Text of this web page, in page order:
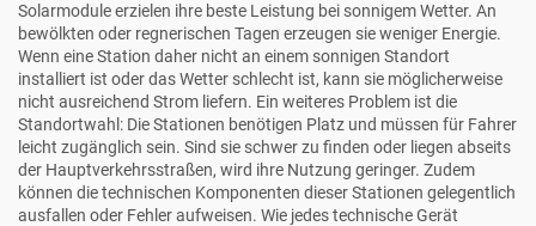
Solarmodule erzielen ihre beste Leistung bei sonnigem Wetter. An
bewölkten oder regnerischen Tagen erzeugen sie weniger Energie.
Wenn eine Station daher nicht an einem sonnigen Standort
installiert ist oder das Wetter schlecht ist, kann sie möglicherweise
nicht ausreichend Strom liefern. Ein weiteres Problem ist die
Standortwahl: Die Stationen benötigen Platz und müssen für Fahrer
leicht zugänglich sein. Sind sie schwer zu finden oder liegen abseits
der Hauptverkehrsstraßen, wird ihre Nutzung geringer. Zudem
können die technischen Komponenten dieser Stationen gelegentlich
ausfallen oder Fehler aufweisen. Wie jedes technische Gerät